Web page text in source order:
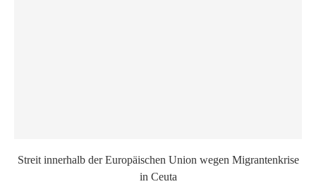
Streit innerhalb der Europäischen Union wegen Migrantenkrise
in Ceuta